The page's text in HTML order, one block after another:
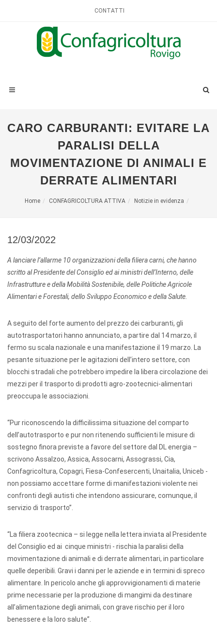
CONTATTI
CARO CARBURANTI: EVITARE LA
PARALISI DELLA
MOVIMENTAZIONE DI ANIMALI E
DERRATE ALIMENTARI
Home CONFAGRICOLTURA ATTIVA Notizie in evidenza
12/03/2022
A lanciare l’allarme 10 organizzazioni della filiera carni, che hanno
scritto al Presidente del Consiglio ed ai ministri dell’Interno, delle
Infrastrutture e della Mobilità Sostenibile, delle Politiche Agricole
Alimentari e Forestali, dello Sviluppo Economico e della Salute.
A seguito del forte aumento del prezzo dei carburanti, gli
autotrasportatori hanno annunciato, a partire dal 14 marzo, il
fermo su scala nazionale e una manifestazione il 19 marzo. La
pesante situazione per le agitazioni dell’intero settore, con
blocchi stradali che potrebbero impedire la libera circolazione dei
mezzi per il trasporto di prodotti agro-zootecnici-alimentari
preoccupa le associazioni.
“Pur riconoscendo la difficilissima situazione del comparto
dell’autotrasporto e pur non ritenendo sufficienti le misure di
sostegno finora previste a favore del settore dal DL energia –
scrivono Assalzoo, Assica, Assocarni, Assograssi, Cia,
Confagricoltura, Copagri, Fiesa-Confesercenti, Unaitalia, Uniceb -
non possiamo accettare forme di manifestazioni violente nei
confronti degli autisti che intendono assicurare, comunque, il
servizio di trasporto”.
“La filiera zootecnica – si legge nella lettera inviata al Presidente
del Consiglio ed ai cinque ministri - rischia la paralisi della
movimentazione di animali e di derrate alimentari, in particolare
quelle deperibili. Gravi i danni per le aziende e in termini di spreco
alimentare. In pericolo anche gli approvvigionamenti di materie
prime necessarie per la produzione di mangimi da destinare
all’alimentazione degli animali, con grave rischio per il loro
benessere e la loro salute”.